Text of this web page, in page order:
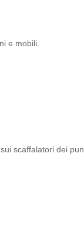
e mobili.
scaffalatori dei